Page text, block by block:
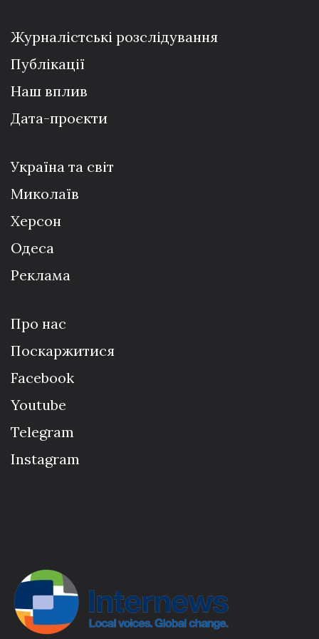
Журналістські розслідування
Публікації
Наш вплив
Дата-проєкти
Україна та світ
Миколаїв
Херсон
Одеса
Реклама
Про нас
Поскаржитися
Facebook
Youtube
Telegram
Instagram